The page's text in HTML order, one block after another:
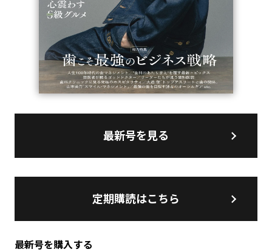
最新号を見る
定期購読はこちら
最新号を購入する